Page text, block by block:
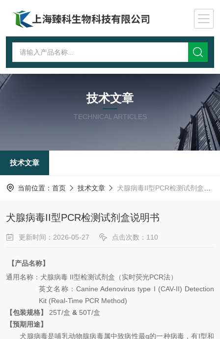
技术文章
TECHNICAL ARTICLES
技术文章
当前位置： 首页 技术文章 犬腺病毒II型PCR检测试剂盒说明书
犬腺病毒II型PCR检测试剂盒说明书
更新时间：2026-05-27 点击次数：110
【产品名称】
通用名称： 犬腺病毒 II型检测试剂盒（实时荧光PCR法）
英文名称 ：Canine Adenovirus type I (CAV-II) Detection
Kit (Real-Time PCR Method)
【包装规格】
25T/盒 & 50T/盒
【预期用途】
犬腺病毒是哺乳动物腺病毒属中致病性最q的一种病毒，有I型和